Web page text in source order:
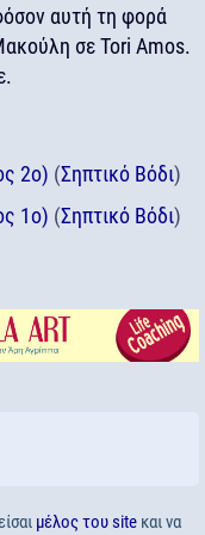
αυτή τη φορά
σε Tori Amos.
2ο) (Σηπτικό Βόδι)
1ο) (Σηπτικό Βόδι)
μέλος του site και να